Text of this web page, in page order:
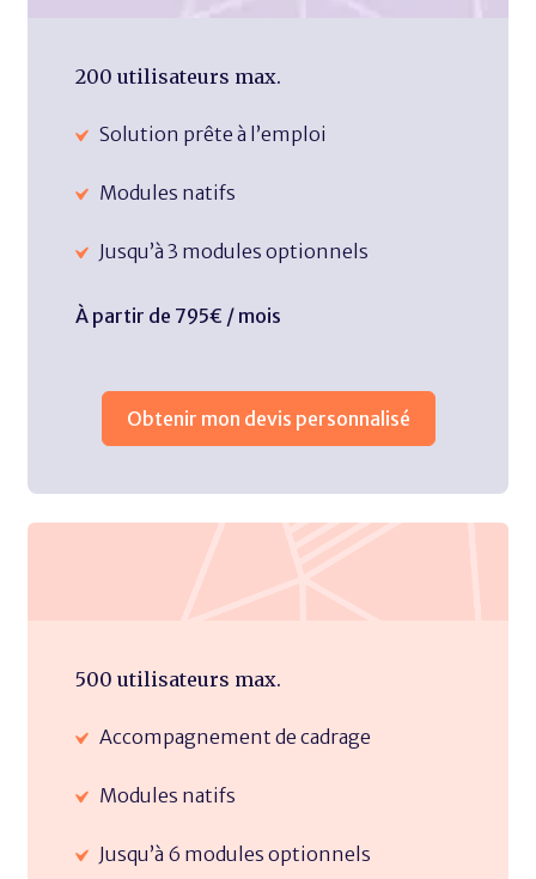
200 utilisateurs max.
Solution prête à l’emploi
Modules natifs
Jusqu’à 3 modules optionnels
À partir de 795€ / mois
Obtenir mon devis personnalisé
500 utilisateurs max.
Accompagnement de cadrage
Modules natifs
Jusqu’à 6 modules optionnels